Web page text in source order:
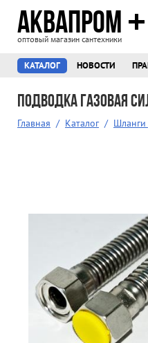
АКВАПРОМ
оптовый магазин сантехники
КАТАЛОГ НОВОСТИ
Подводка газовая
Главная / Каталог / Шланги